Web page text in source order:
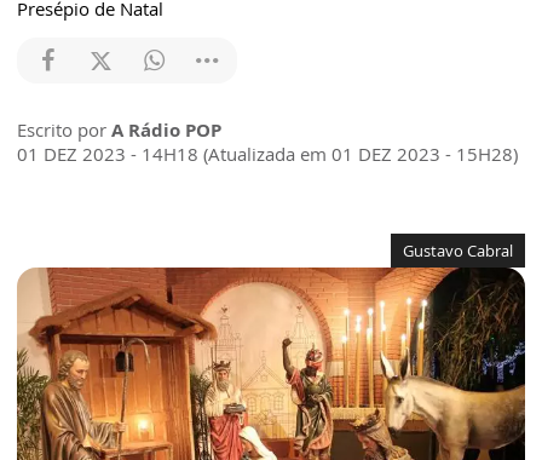
Presépio de Natal
Escrito por A Rádio POP
01 DEZ 2023 - 14H18 (Atualizada em 01 DEZ 2023 - 15H28)
Gustavo Cabral